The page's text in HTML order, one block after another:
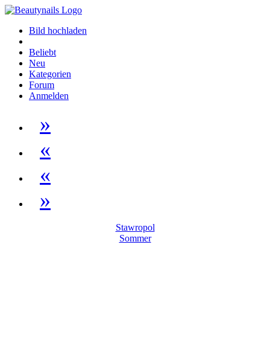
Bild hochladen
Beliebt
Neu
Kategorien
Forum
Anmelden
»
«
«
»
Stawropol
Sommer